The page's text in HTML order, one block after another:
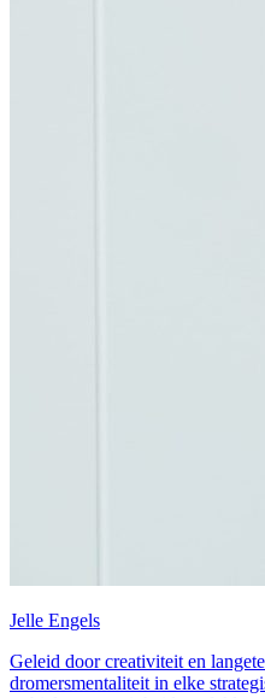
Jelle Engels
Geleid door creativiteit en
dromersmentaliteit in elke